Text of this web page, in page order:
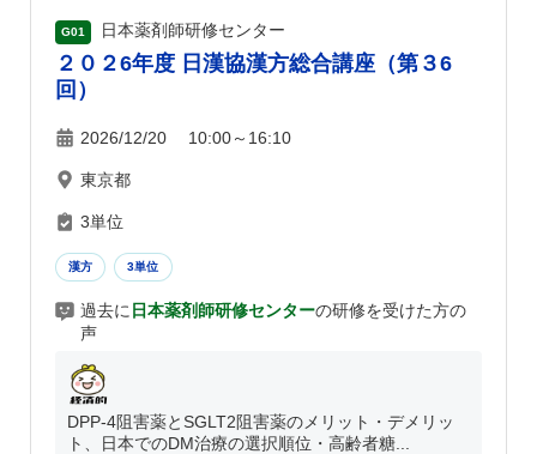
G01 日本薬剤師研修センター
２０２6年度 日漢協漢方総合講座（第３6
回）
2026/12/20 10:00～16:10
東京都
3単位
漢方 3単位
過去に 日本薬剤師研修センターの研修を受けた方の
声
DPP-4阻害薬とSGLT2阻害薬のメリット・デメリッ
ト、日本でのDM治療の選択順位・高齢者糖...